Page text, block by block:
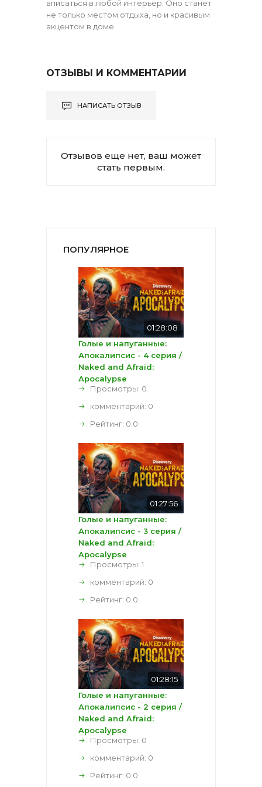
вписаться в любой интерьер. Оно станет
не только местом отдыха, но и красивым
акцентом в доме.
ОТЗЫВЫ И КОММЕНТАРИИ
НАПИСАТЬ ОТЗЫВ
Отзывов еще нет, ваш может
стать первым.
ПОПУЛЯРНОЕ
01:28:08
Голые и напуганные:
Апокалипсис - 4 серия /
Naked and Afraid:
Apocalypse
Просмотры: 0
комментарий: 0
Рейтинг: 0.0
01:27:56
Голые и напуганные:
Апокалипсис - 3 серия /
Naked and Afraid:
Apocalypse
Просмотры: 1
комментарий: 0
Рейтинг: 0.0
01:28:15
Голые и напуганные:
Апокалипсис - 2 серия /
Naked and Afraid:
Apocalypse
Просмотры: 0
комментарий: 0
Рейтинг: 0.0